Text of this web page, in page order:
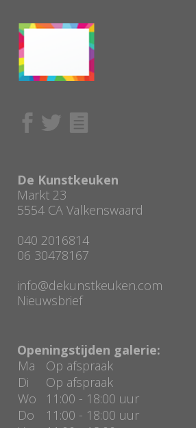
De Kunstkeuken
Markt 23
5554 CA Valkenswaard
040 2016814
06 30478167
info@dekunstkeuken.com
Nieuwsbrief
Openingstijden galerie:
Ma
Op afspraak
Di
Op afspraak
Wo
11:00 - 18:00 uur
Do
11:00 - 18:00 uur